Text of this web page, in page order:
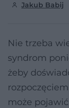
Jakub Babij
Nie trzeba
syndrom
żeby
może